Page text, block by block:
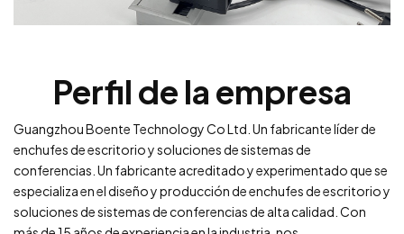
Perfil de la empresa
Guangzhou Boente Technology Co Ltd. Un fabricante líder de
enchufes de escritorio y soluciones de sistemas de
conferencias. Un fabricante acreditado y experimentado que se
especializa en el diseño y producción de enchufes de escritorio y
soluciones de sistemas de conferencias de alta calidad. Con